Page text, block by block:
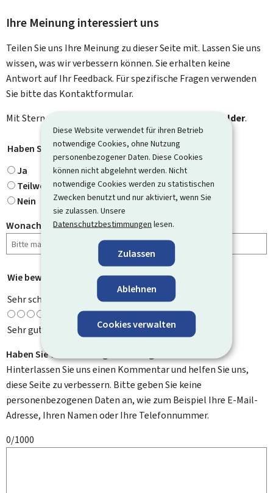
Diese Website verwendet für ihren Betrieb
notwendige Cookies, ohne Nutzung
personenbezogener Daten. Diese Cookies
können nicht abgelehnt werden. Nicht
notwendige Cookies werden zu statistischen
Zwecken benutzt und nur aktiviert, wenn Sie
sie zulassen. Unsere
Datenschutzbestimmungen lesen.
Zulassen
Ablehnen
Cookies verwalten
Ihre Meinung interessiert uns
Teilen Sie uns Ihre Meinung zu dieser Seite mit. Lassen Sie uns
wissen, was wir verbessern können. Sie erhalten keine
Antwort auf Ihr Feedback. Für spezifische Fragen verwenden
Sie bitte das Kontaktformular.
Mit Stern gekennzeichnete Felder (
Pflichtfelder.
Haben Sie gefunden, wonach Sie gesucht haben?
Ja
Teilweise
Nein
Wonach haben Sie gesucht?
Wie bewerten Sie diese Seite? *
Sehr schlecht
Sehr gut
Haben Sie Verbesserungsvorschläge?
Hinterlassen Sie uns einen Kommentar und helfen Sie uns,
diese Seite zu verbessern. Bitte geben Sie keine
personenbezogenen Daten an, wie zum Beispiel Ihre E-Mail-
Adresse, Ihren Namen oder Ihre Telefonnummer.
0/1000